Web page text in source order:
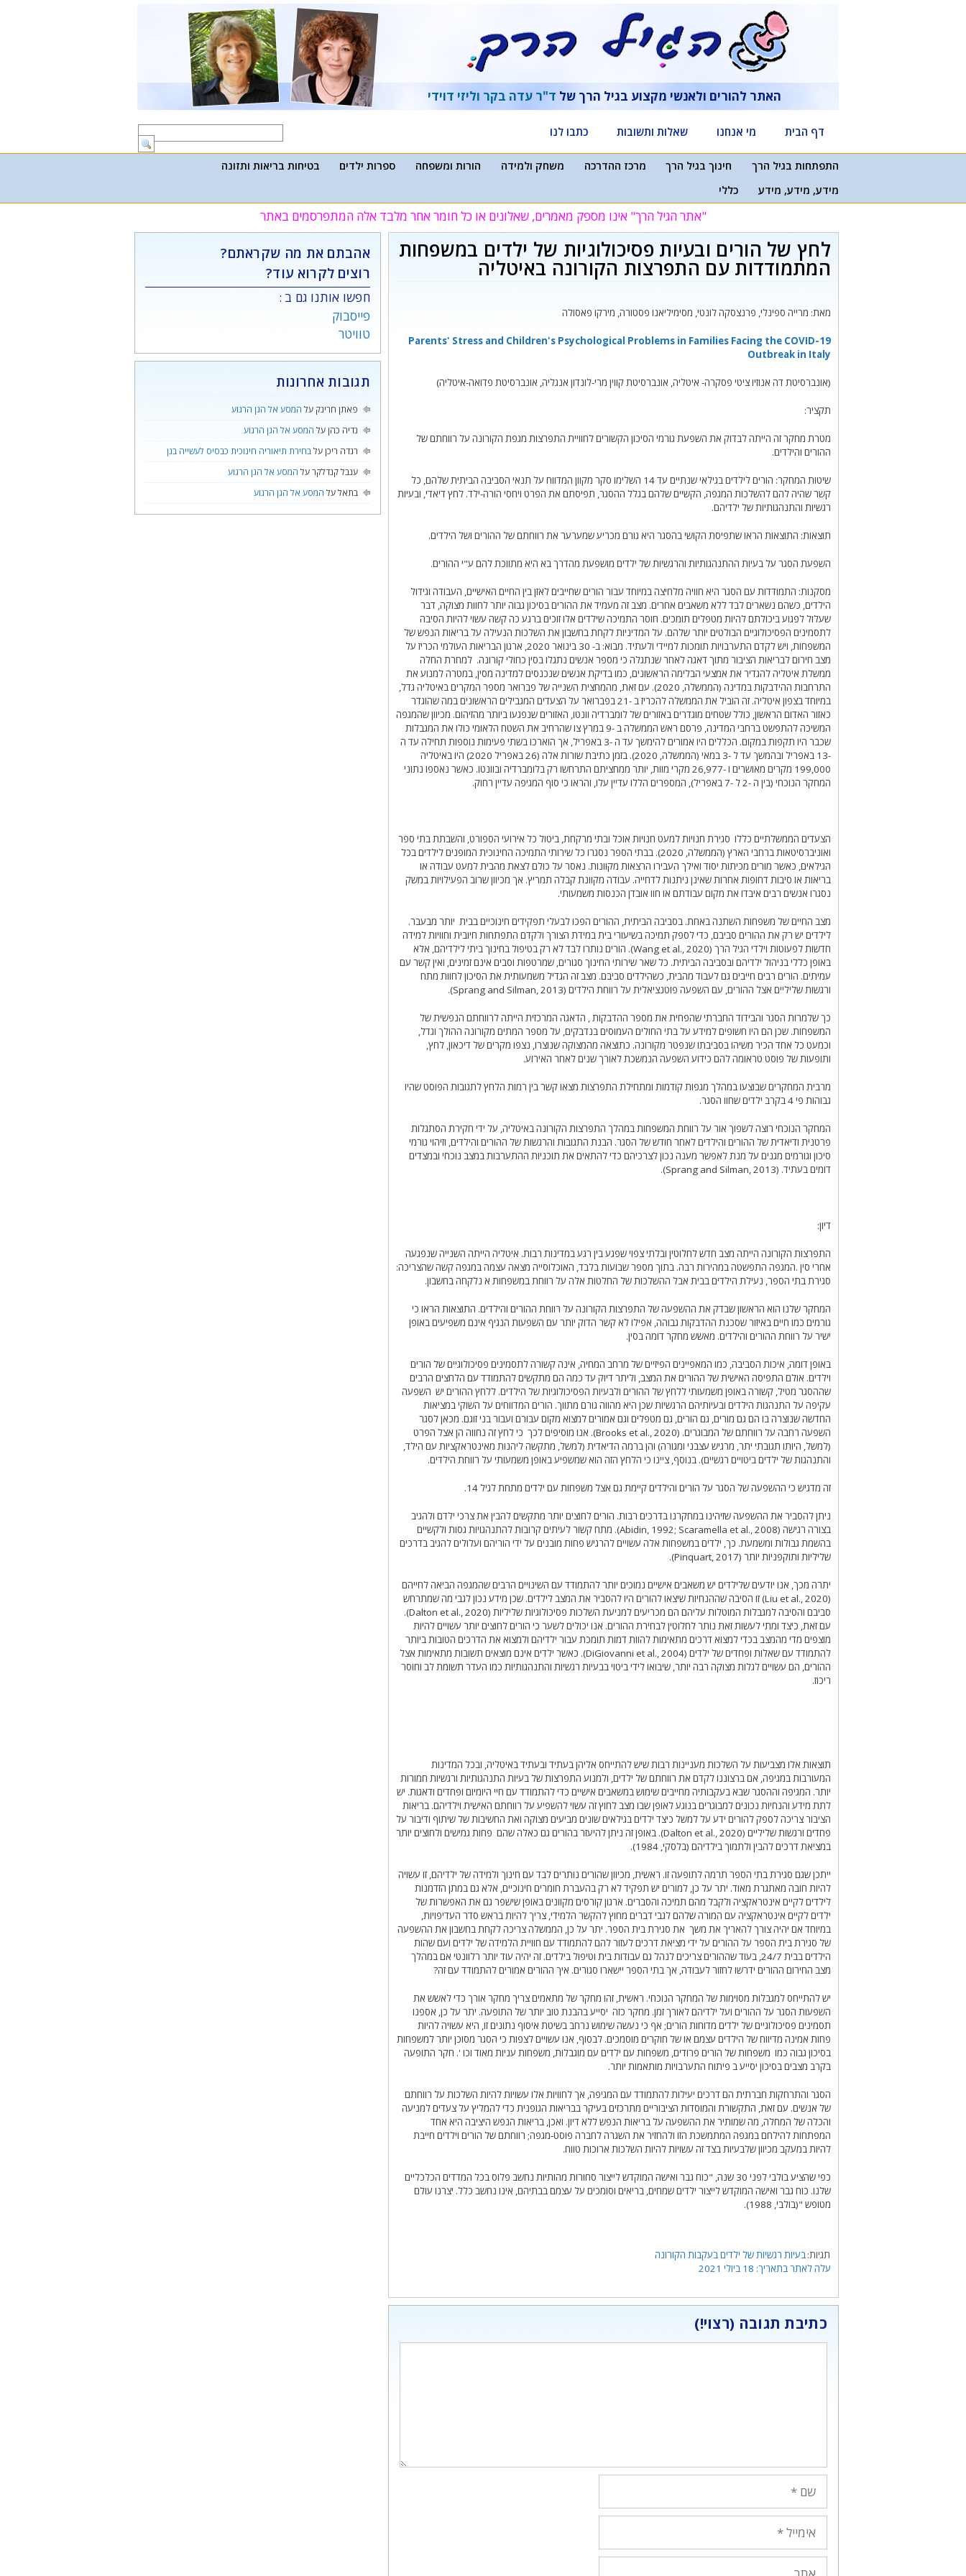
האתר להורים ולאנשי מקצוע בגיל הרך של ד"ר עדה בקר וליזי דוידי
דף הבית מי אנחנו שאלות ותשובות כתבו לנו
התפתחות בגיל הרך חינוך בגיל הרך מרכז ההדרכה משחק ולמידה הורות ומשפחה ספרות ילדים
בטיחות בריאות ותזונה
מידע, מידע, מידע
כללי
"אתר הגיל הרך" אינו מספק מאמרים, שאלונים או כל חומר אחר מלבד אלה המתפרסמים באתר
לחץ של הורים ובעיות פסיכולוגיות של ילדים במשפחות
המתמודדות עם התפרצות הקורונה באיטליה
מאת: מרייה ספינלי, פרנצסקה לונטי, מסימיליאנו פסטורה, מירקו פאסולה
Parents' Stress and Children's Psychological Problems in Families Facing the COVID-19
Outbreak in Italy
(אונברסיטת דה אנוזיו ציטי פסקרה- איטליה, אונברסיטת קווין מרי-לונדון אנגליה, אונברסיטת פדואה-איטליה)
תקציר:
מטרת מחקר זה הייתה לבדוק את השפעת גורמי הסיכון הקשורים לחוויית התפרצות מגפת הקורונה על רווחתם של
ההורים והילדים.
שיטות המחקר: הורים לילדים בגילאי שנתיים עד 14 השלימו סקר מקוון המדווח על תנאי הסביבה הביתית שלהם, כל
קשר שהיה להם להשלכות המגפה, הקשיים שלהם בגלל ההסגר, תפיסתם את הפרט ויחסי הורה-ילד. לחץ דיאדי, ובעיות
רגשיות והתנהגותיות של ילדיהם.
תוצאות: התוצאות הראו שתפיסת הקושי בהסגר היא גורם מכריע שמערער את רווחתם של ההורים ושל הילדים.
השפעת הסגר על בעיות ההתנהגותיות והרגשיות של ילדים מושפעת מהדרך בא היא מתווכת להם ע"י ההורים.
מסקנות: התמודדות עם הסגר היא חוויה מלחיצה במיוחד עבור הורים שחייבים לאזן בין החיים האישיים, העבודה וגידול
הילדים, כשהם נשארים לבד ללא משאבים אחרים. מצב זה מעמיד את ההורים בסיכון גבוה יותר לחוות מצוקה, דבר
שעלול לפגוע ביכולתם להיות מטפלים תומכים. חוסר התמיכה שילדים אלו זוכים ברגע כה קשה עשוי להיות הסיבה
לתסמינים הפסיכולוגיים הבולטים יותר שלהם. על המדיניות לקחת בחשבון את השלכות הנעילה על בריאות הנפש של
המשפחות, ויש לקדם התערבויות תומכות למיידי ולעתיד. מבוא: ב- 30 בינואר 2020, ארגון הבריאות העולמי הכריז על
מצב חירום לבריאות הציבור מתוך דאגה לאחר שנתגלה כי מספר אנשים נתגלו בסין כחולי קורונה. למחרת החלה
ממשלת איטליה להגדיר את אמצעי הבלימה הראשונים, כמו בדיקת אנשים שנכנסים למדינה מסין, במטרה למנוע את
התרחבות ההידבקות במדינה (הממשלה, 2020). עם זאת, מהמחצית השנייה של פברואר מספר המקרים באיטליה גדל,
במיוחד בצפון איטליה. זה הוביל את הממשלה להכריז ב -21 בפברואר על הצעדים המגבילים הראשונים במה שהוגדר
כאזור האדום הראשון, כולל שטחים מוגדרים באזורים של לומברדיה וונטו, האזורים שנפגעו ביותר מהזיהום. מכיוון שהמגפה
המשיכה להתפשט ברחבי המדינה, פרסם ראש הממשלה ב -9 במרץ צו שהרחיב את השטח הלאומי כולו את המגבלות
שכבר היו תקפות במקום. הכללים היו אמורים להימשך עד ה -3 באפריל, אך הוארכו בשתי פעימות נוספות תחילה עד ה
-13 באפריל ובהמשך עד ל -3 במאי (הממשלה, 2020). בזמן כתיבת שורות אלה (26 באפריל 2020) היו באיטליה
199,000 מקרים מאושרים ו -26,977 מקרי מוות, יותר ממחציתם התרחשו רק בלומברדיה ובוונטו. כאשר נאספו נתוני
המחקר הנוכחי (בין ה -2 ל -7 באפריל), המספרים הללו עדיין עלו, והראו כי סוף המגיפה עדיין רחוק.
הצעדים הממשלתיים כללו סגירת חנויות למעט חנויות אוכל ובתי מרקחת, ביטול כל אירועי הספורט, והשבתת בתי ספר
ואוניברסיטאות ברחבי הארץ (הממשלה, 2020). בבתי הספר נסגרו כל שירותי התמיכה החינוכית המופנים לילדים בכל
הגילאים, כאשר מורים מכיתות יסוד ואילך העבירו הרצאות מקוונות. נאסר על כולם לצאת מהבית למעט עבודה או
בריאות או סיבות דחופות אחרות שאינן ניתנות לדחייה. עבודה מקוונת קבלה תמריץ. אך מכיוון שרוב הפעילויות במשק
נסגרו אנשים רבים איבדו את מקום עבודתם או חוו אובדן הכנסות משמעותי.
מצב החיים של משפחות השתנה באחת. בסביבה הביתית, ההורים הפכו לבעלי תפקידים חינוכיים בבית יותר מבעבר.
לילדים יש רק את ההורים סביבם, כדי לספק תמיכה בשיעורי בית במידת הצורך ולקדם התפתחות חיובית וחוויות למידה
חדשות לפעוטות וילדי הגיל הרך (Wang et al., 2020). הורים נותרו לבד לא רק בטיפול בחינוך ביתי לילדיהם, אלא
באופן כללי בניהול ילדיהם ובסביבה הביתית. כל שאר שירותי החינוך סגורים, שמרטפות וסבים אינם זמינים, ואין קשר עם
עמיתים. הורים רבים חייבים גם לעבוד מהבית, כשהילדים סביבם. מצב זה הגדיל משמעותית את הסיכון לחוות מתח
ורגשות שליליים אצל ההורים, עם השפעה פוטנציאלית על רווחת הילדים (Sprang and Silman, 2013).
כך שלמרות הסגר והבידוד החברתי שהפחית את מספר ההדבקות , הדאגה המרכזית הייתה לרווחתם הנפשית של
המשפחות. שכן הם היו חשופים למידע על בתי החולים העמוסים בנדבקים, על מספר המתים מקורונה ההולך וגדל,
וכמעט כל אחד הכיר משיהו בסביבתו שנפטר מקורונה. כתוצאה מהמצוקה שנוצרו, נצפו מקרים של דיכאון, לחץ,
ותופעות של פוסט טראומה להם כידוע השפעה הנמשכת לאורך שנים לאחר האירוע.
מרבית המחקרים שבוצעו במהלך מגפות קודמות ומתחילת התפרצות מצאו קשר בין רמות הלחץ לתגובות הפוסט שהיו
גבוהות פי 4 בקרב ילדים שחוו הסגר.
המחקר הנוכחי רוצה לשפוך אור על רווחת המשפחות במהלך התפרצות הקורונה באיטליה, על ידי חקירת הסתגלות
פרטנית ודיאדית של ההורים והילדים לאחר חודש של הסגר. הבנת התגובות והרגשות של ההורים והילדים, וזיהוי גורמי
סיכון וגורמים מגנים על מנת לאפשר מענה נכון לצרכיהם כדי להתאים את תוכניות ההתערבות במצב נוכחי ובמצדים
דומים בעתיד. (Sprang and Silman, 2013).
דיון:
התפרצות הקורונה הייתה מצב חדש לחלוטין ובלתי צפוי שפגע בין רגע במדינות רבות. איטליה הייתה השנייה שנפגעה
אחרי סין .המגפה התפשטה במהירות רבה. בתוך מספר שבועות בלבד, האוכלוסייה מצאה עצמה במגפה קשה שהצריכה:
סגירת בתי הספר, נעילת הילדים בבית אבל ההשלכות של החלטות אלה על רווחת במשפחות א נלקחה בחשבון.
המחקר שלנו הוא הראשון שבדק את ההשפעה של התפרצות הקורונה על רווחת ההורים והילדים. התוצאות הראו כי
גורמים כמו חיים באיזור שסכנת ההדבקות גבוהה, אפילו לא קשר הדוק יותר עם השפעות הנגיף אינם משפיעים באופן
ישיר על רווחת ההורים והילדים. מאשש מחקר דומה בסין.
באופן דומה, איכות הסביבה, כמו המאפיינים הפיזיים של מרחב המחיה, אינה קשורה לתסמינים פסיכולוגיים של הורים
וילדים. אולם התפיסה האישית של ההורים את המצב, וליתר דיוק עד כמה הם מתקשים להתמודד עם הלחצים הרבים
שההסגר מטיל, קשורה באופן משמעותי ללחץ של ההורים ולבעיות הפסיכולוגיות של הילדים. ללחץ ההורים יש השפעה
עקיפה על התנהגות הילדים ובעיותיהם הרגשיות שכן היא מהווה גורם מתווך. הורים המדווחים על השוקי במציאות
החדשה שנוצרה בו הם גם מורים, גם הורים, גם מטפלים וגם אמורים למצוא מקום עבורם ועבור בני זוגם. מכאן לסגר
השפעה רחבה על רווחתם של המבוגרים. (Brooks et al., 2020). אנו מוסיפים לכך כי לחץ זה נחווה הן אצל הפרט
(למשל, היותו תגובתי יתר, מרגיש עצבני ומגורה) והן ברמה הדיאדית (למשל, מתקשה ליהנות מאינטראקציות עם הילד,
והתנהגות של ילדים ביטויים רגשיים). בנוסף, ציינו כי הלחץ הזה הוא שמשפיע באופן משמעותי על רווחת הילדים.
זה מדגיש כי ההשפעה של הסגר על הורים והילדים קיימת גם אצל משפחות עם ילדים מתחת לגיל 14.
ניתן להסביר את ההשפעה שזיהינו במחקרנו בדרכים רבות. הורים לחוצים יותר מתקשים להבין את צרכי ילדם ולהגיב
בצורה רגישה (Abidin, 1992; Scaramella et al., 2008). מתח קשור לעיתים קרובות להתנהגויות גסות ולקשיים
בהשמת גבולות ומשמעת. כך, ילדים במשפחות אלה עשויים להרגיש פחות מובנים על ידי הוריהם ועלולים להגיב בדרכים
שליליות ותוקפניות יותר (Pinquart, 2017).
יתרה מכך, אנו יודעים שלילדים יש משאבים אישיים נמוכים יותר להתמודד עם השינויים הרבים שהמגפה הביאה לחייהם
(Liu et al., 2020) זו הסיבה שההנחיות שיצאו להורים היו להסביר את המצב לילדים. שכן מידע נכון לגבי מה שמתרחש
סביבם והסיבה למגבלות המוטלות עליהם הם מכריעים למניעת השלכות פסיכולוגיות שליליות (Dalton et al., 2020).
עם זאת, כיצד ומתי לעשות זאת נותר לחלוטין לבחירת ההורים. אנו יכולים לשער כי הורים לחוצים יותר עשויים להיות
מוצפים מדי מהמצב בכדי למצוא דרכים מתאימות להוות דמות תומכת עבור ילדיהם ולמצוא את הדרכים הטובות ביותר
להתמודד עם שאלות ופחדים של ילדים (DiGiovanni et al., 2004). כאשר ילדים אינם מוצאים תשובות מתאימות אצל
ההורים, הם עשויים לגלות מצוקה רבה יותר, שיבואו לידי ביטוי בבעיות רגשיות והתנהגותיות כמו העדר תשומת לב וחוסר
ריכוז.
תוצאות אלו מצביעות על השלכות מעניינות רבות שיש להתייחס אליהן בעתיד ובעתיד באיטליה, ובכל המדינות
המעורבות במגיפה, אם ברצוננו לקדם את רווחתם של ילדים, ולמנוע התפרצות של בעיות התנהגותיות ורגשיות חמורות
יותר. המגיפה וההסגר שבא בעקבותיה מחייבים שימוש במשאבים אישיים כדי להתמודד עם חיי היומיום ופחדים ודאגות. יש
לתת מידע והנחיות נכונים למבוגרים בנוגע לאופן שבו מצב לחוץ זה עשוי להשפיע על רווחתם האישית וילדיהם. בריאות
הציבור צריכה לספק להורים ידע על למשל כיצד ילדים בגילאים שונים מביעים מצוקה ואת החשיבות של שיתוף ודיבור על
פחדים ורגשות שליליים (Dalton et al., 2020). באופן זה ניתן להיעזר בהורים גם כאלה שהם פחות גמישים ולחוצים יותר
במציאת דרכים להבין ולתמוך בילדיהם (בלסקי, 1984).
ייתכן שגם סגירת בתי הספר תרמה לתופעה זו. ראשית, מכיוון שהורים נותרים לבד עם חינוך ולמידה של ילדיהם, זו עשויה
להיות חובה מאתגרת מאוד. יתר על כן, למורים יש תפקיד לא רק בהעברת חומרים חינוכיים, אלא גם במתן הזדמנות
לילדים לקיים אינטראקציה ולקבל מהם תמיכה והסברים. ארגון קורסים מקוונים באופן שישפר גם את האפשרות של
ילדים לקיים אינטראקציה עם המורה שלהם לגבי דברים מחוץ להקשר הלמידי, צריך להיות בראש סדר העדיפויות,
במיוחד אם יהיה צורך להאריך את משך את סגירת בית הספר. יתר על כן, הממשלה צריכה לקחת בחשבון את ההשפעה
של סגירת בית הספר על ההורים על ידי מציאת דרכים לעזור להם להתמודד עם חוויית הלמידה של ילדים ועם שהות
הילדים בבית 24/7, בעוד שההורים צריכים לנהל גם עבודות בית וטיפול בילדים. זה יהיה עוד יותר רלוונטי אם במהלך
מצב החירום ההורים ידרשו לחזור לעבודה, אך בתי הספר יישארו סגורים. איך ההורים אמורים להתמודד עם זה?
יש להתייחס למגבלות מסוימות של המחקר הנוכחי. ראשית, זהו מחקר של מתאמים צריך מחקר אורך כדי לאשש את
השפעות הסגר על ההורים ועל ילדיהם לאורך זמן. מחקר כזה יסייע בהבנת טוב יותר של התופעה. יתר על כן, אספנו
תסמינים פסיכולוגיים של ילדים מדוחות הורים; אף כי נעשה שימוש נרחב בשיטת איסוף נתונים זו, היא עשויה להיות
פחות אמינה מדיווח של הילדים עצמם או של חוקרים מוסמכים. לבסוף, אנו עשויים לצפות כי הסגר מסוכן יותר למשפחות
בסיכון גבוה כמו משפחות של הורים פרודים, משפחות עם ילדים עם מוגבלות, משפחות עניות מאוד וכו '. חקר התופעה
בקרב מצבים בסיכון יסייע ב פיתוח התערבויות מותאמות יותר.
הסגר והתרחקות חברתית הם דרכים יעילות להתמודד עם המגיפה, אך לחוויות אלו עשויות להיות השלכות על רווחתם
של אנשים. עם זאת, התקשורת והמוסדות הציבוריים מתרכזים בעיקר בבריאות הגופנית כדי להמליץ ​​על צעדים למניעה
והכלה של המחלה, מה שמותיר את ההשפעה על בריאות הנפש ללא דיון. ואכן, בריאות הנפש היציבה היא אחד
המפתחות להילחם במגפה המתמשכת הזו ולהחזיר את השגרה לחברה פוסט-מגפה; רווחתם של הורים וילדים חייבת
להיות במעקב מכיוון שלבעיות בצד זה עשויות להיות השלכות ארוכות טווח.
כפי שהציע בולבי לפני 30 שנה, "כוח גבר ואישה המוקדש לייצור סחורות מהותיות נחשב פלוס בכל המדדים הכלכליים
שלנו. כוח גבר ואישה המוקדש לייצור ילדים שמחים, בריאים וסומכים על עצמם בבתיהם, אינו נחשב כלל. יצרנו עולם
מטופש "(בולבי, 1988).
תגיות
בעיות רגשיות של ילדים בעקבות הקורונה
18 ביולי 2021
כתיבת תגובה
אהבתם את מה שקראתם?
רוצים לקרוא עוד?
חפשו אותנו גם ב :
פייסבוק
טוויטר
תגובות אחרונות
פאתן חרינק על המסע אל הגן הרגוע
נדיה כהןעל המסע אל הגן הרגוע
רגדה ריכןעלבחירת תיאוריה חינוכית כבסיס לעשייה בגן
ענבל קנדלקרעל המסע אל הגן הרגוע
בתאלעל המסע אל הגן הרגוע